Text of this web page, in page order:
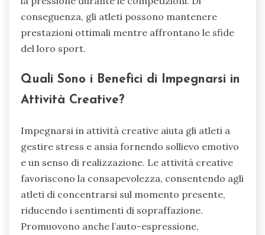
conseguenza, gli atleti possono mantenere
prestazioni ottimali mentre affrontano le sfide
del loro sport.
Quali Sono i Benefici di Impegnarsi in
Attività Creative?
Impegnarsi in attività creative aiuta gli atleti a
gestire stress e ansia fornendo sollievo emotivo
e un senso di realizzazione. Le attività creative
favoriscono la consapevolezza, consentendo agli
atleti di concentrarsi sul momento presente,
riducendo i sentimenti di sopraffazione.
Promuovono anche l’auto-espressione,